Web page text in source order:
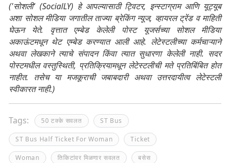
('सोशली' (SocialLY) हे आपल्यासाठी ट्विटर, इन्स्टाग्राम आणि यूट्यूब
अशा सोशल मीडिया जगातील ताज्या ब्रेकिंग न्यूज, व्हायरल ट्रेंड व माहिती
घेऊन येते. वृत्तात एम्बेड केलेली पोस्ट यूजर्सच्या सोशल मीडिया
अकाऊंटमधून थेट एम्बेड करण्यात आली आहे. लेटेस्टलीच्या कर्मचाऱ्याने
अथवा लेखकाने त्याचे संपादन किंवा त्यात सुधारणा केलेली नाही. सदर
पोस्टमधील वस्तुस्थिती, प्रतिक्रियामधून लेटेस्टलीची मते प्रतिबिंबित होत
नाहीत. तसेच या मजकूराची जबाबदारी अथवा उत्तरदायीत्व लेटेस्टली
स्वीकारत नाही.)
Tags: 50 टक्के सवलत ST Bus
ST Bus Half Ticket For Woman Ticket
Woman तिकिटांवर मिळणार सवलत बसेस